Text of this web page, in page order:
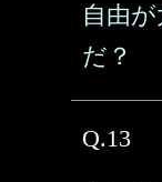
自由
だ？
Q.13